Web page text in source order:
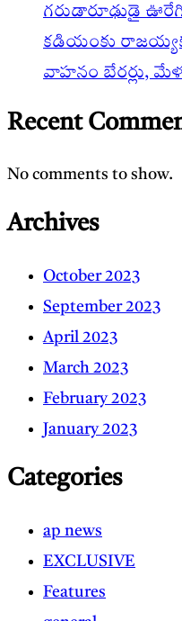
గరుడారూఢుడై
కడియంకు
వాహ‌నం బేర‌ర్లు,
Recent
No comments to show.
Archives
October 2023
September 2023
April 2023
March 2023
February 2023
January 2023
Categories
ap news
EXCLUSIVE
Features